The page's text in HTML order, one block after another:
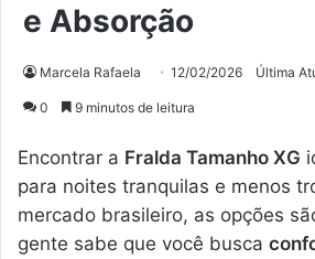
e Absorção
Marcela Rafaela 12/02/2026 Última
0 9 minutos de leitura
Encontrar a Fralda Tamanho XG
para noites tranquilas e menos
mercado brasileiro, as opções
gente sabe que você busca